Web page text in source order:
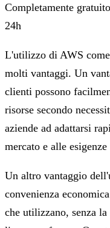
Completamente
24h
L'utilizzo di AWS
molti vantaggi. Un
clienti possono
risorse secondo
aziende ad adattarsi
mercato e alle
Un altro vantaggio
convenienza
che utilizzano, senza